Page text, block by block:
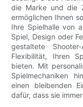
die Marke und die
ermöglichen Ihnen
Ihre Spielhalle von
Spiel, Design oder
gestaltete
Flexibilität, Ihren
bieten. Mit
Spielmechaniken
einen bleibenden
dafür, dass sie